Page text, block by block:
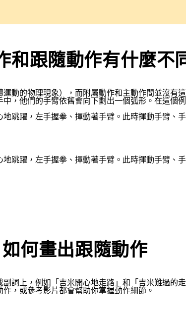
和跟隨動作有什麼不
動的物理現象），而附屬動作和主動作間並沒有
，他們的手臂依舊會向下劃出一個弧形。在這個
跳躍，左手握拳、揮動著手臂。此時揮動手臂、
跳躍，左手握拳、揮動著手臂。此時揮動手臂、
如何畫出跟隨動作
詞上，例如「吉米開心地走路」和「吉米難過的
，或參考影片都會幫助你掌握動作細節。